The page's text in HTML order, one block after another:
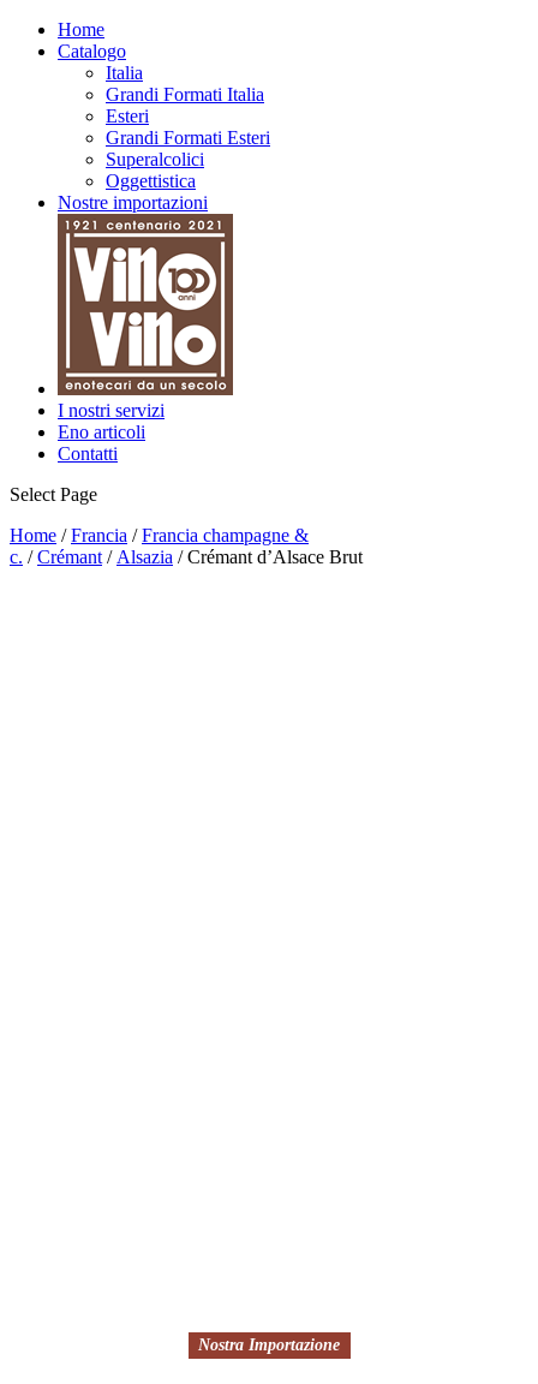
Home
Catalogo
Italia
Grandi Formati Italia
Esteri
Grandi Formati Esteri
Superalcolici
Oggettistica
Nostre importazioni
I nostri servizi
Eno articoli
Contatti
Select Page
Home /Francia /Francia champagne &
c. /Crémant / Alsazia / Crémant d’Alsace Brut
Nostra Importazione